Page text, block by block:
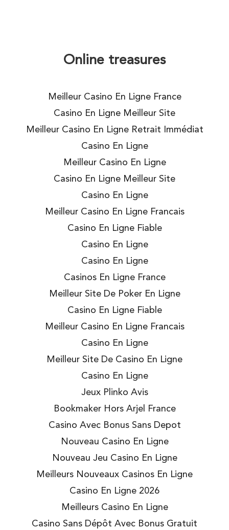
Online treasures
Meilleur Casino En Ligne France
Casino En Ligne Meilleur Site
Meilleur Casino En Ligne Retrait Immédiat
Casino En Ligne
Meilleur Casino En Ligne
Casino En Ligne Meilleur Site
Casino En Ligne
Meilleur Casino En Ligne Francais
Casino En Ligne Fiable
Casino En Ligne
Casino En Ligne
Casinos En Ligne France
Meilleur Site De Poker En Ligne
Casino En Ligne Fiable
Meilleur Casino En Ligne Francais
Casino En Ligne
Meilleur Site De Casino En Ligne
Casino En Ligne
Jeux Plinko Avis
Bookmaker Hors Arjel France
Casino Avec Bonus Sans Depot
Nouveau Casino En Ligne
Nouveau Jeu Casino En Ligne
Meilleurs Nouveaux Casinos En Ligne
Casino En Ligne 2026
Meilleurs Casino En Ligne
Casino Sans Dépôt Avec Bonus Gratuit